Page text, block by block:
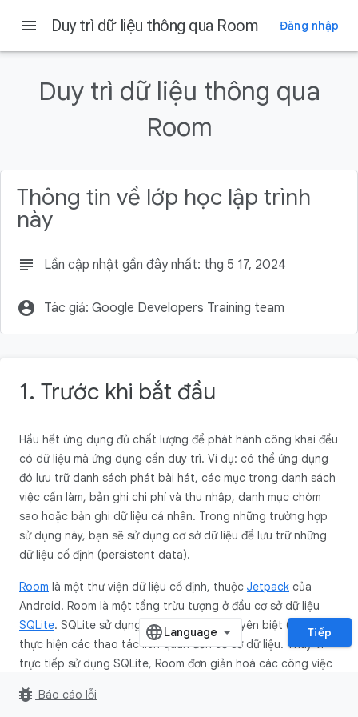
Điều kiện tiên quyết
Kiến thức bạn sẽ học được
menu Duy trì dữ liệu thông qua Room Đăng nhập
Duy trì dữ liệu thông qua
Room
Thông tin về lớp học lập trình
này
subject Lần cập nhật gần đây nhất: thg 5 17, 2024
account_circle Tác giả: Google Developers Training team
1. Trước khi bắt đầu
Hầu hết ứng dụng đủ chất lượng để phát hành công khai đều
có dữ liệu mà ứng dụng cần duy trì. Ví dụ: có thể ứng dụng
đó lưu trữ danh sách phát bài hát, các mục trong danh sách
việc cần làm, bản ghi chi phí và thu nhập, danh mục chòm
sao hoặc bản ghi dữ liệu cá nhân. Trong những trường hợp
sử dụng này, bạn sẽ sử dụng cơ sở dữ liệu để lưu trữ những
dữ liệu cố định (persistent data).
Room là một thư viện dữ liệu cố định, thuộc Jetpack của
Android. Room là một tầng trừu tượng ở đầu cơ sở dữ liệu
SQLite. SQLite sử dụng một ngôn ngữ chuyên biệt (SQL) để
thực hiện các thao tác liên quan đến cơ sở dữ liệu. Thay vì
trực tiếp sử dụng SQLite, Room đơn giản hoá các công việc
dụng. Room cũng cho phép kiểm tra thời gian biên dịch của
Tiếp
bug_report Báo cáo lỗi